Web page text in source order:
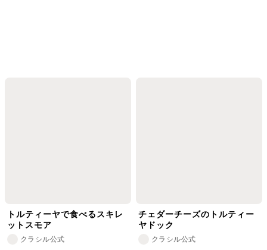
トルティーヤで食べるスキレ
ットスモア
クラシル公式
チェダーチーズのトルティー
ヤドック
クラシル公式